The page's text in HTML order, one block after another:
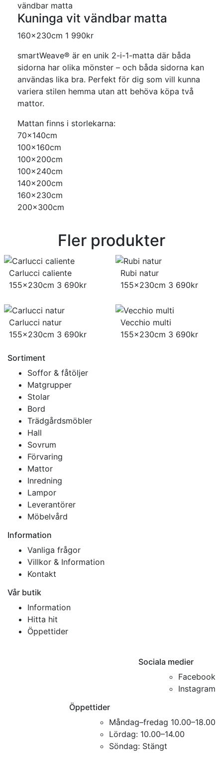
vändbar matta
Kuninga vit vändbar matta
160x230cm 1 990kr
smartWeave® är en unik 2-i-1-matta där båda
sidorna har olika mönster – och båda sidorna kan
användas lika bra. Perfekt för dig som vill kunna
variera stilen hemma utan att behöva köpa två
mattor.
Mattan finns i storlekarna:
70x140cm
100x160cm
100x200cm
100x240cm
140x200cm
160x230cm
200x300cm
Fler produkter
Carlucci caliente
155x230cm 3 690kr
Rubi natur
155x230cm 3 690kr
Carlucci natur
155x230cm 3 690kr
Vecchio multi
155x230cm 3 690kr
Sortiment
Soffor & fåtöljer
Matgrupper
Stolar
Bord
Trädgårdsmöbler
Hall
Sovrum
Förvaring
Mattor
Inredning
Lampor
Leverantörer
Möbelvård
Information
Vanliga frågor
Villkor & Information
Kontakt
Vår butik
Information
Hitta hit
Öppettider
Sociala medier
Facebook
Instagram
Öppettider
Måndag–fredag 10.00–18.00
Lördag: 10.00–14.00
Söndag: Stängt